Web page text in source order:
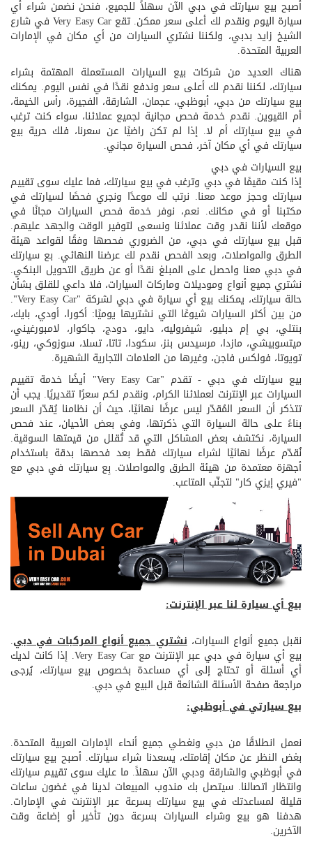
أصبح بيع سيارتك في دبي الآن سهلاً للجميع، فنحن نضمن شراء أي
سيارة اليوم ونقدم لك أعلى سعر ممكن. تقع Very Easy Car في شارع
الشيخ زايد بدبي، ولكننا نشتري السيارات من أي مكان في الإمارات
العربية المتحدة.
هناك العديد من شركات بيع السيارات المستعملة المهتمة بشراء
سيارتك، لكننا نقدم لك أعلى سعر وندفع نقدًا في نفس اليوم. يمكنك
بيع سيارتك من دبي، أبوظبي، عجمان، الشارقة، الفجيرة، رأس الخيمة،
أم القيوين. نقدم خدمة فحص مجانية لجميع عملائنا، سواء كنت ترغب
في بيع سيارتك أم لا. إذا لم تكن راضيًا عن سعرنا، فلك حرية بيع
سيارتك في أي مكان آخر، فحص السيارة مجاني.
بيع السيارات في دبي
إذا كنت مقيمًا في دبي وترغب في بيع سيارتك، فما عليك سوى تقييم
سيارتك وحجز موعد معنا. نرتب لك موعدًا ونجري فحصًا لسيارتك في
مكتبنا أو في مكانك. نعم، نوفر خدمة فحص السيارات مجانًا في
موقعك لأننا نقدر وقت عملائنا ونسعى لتوفير الوقت والجهد عليهم.
قبل بيع سيارتك في دبي، من الضروري فحصها وفقًا لقواعد هيئة
الطرق والمواصلات، وبعد الفحص نقدم لك عرضنا النهائي. بع سيارتك
في دبي معنا واحصل على المبلغ نقدًا أو عن طريق التحويل البنكي.
نشتري جميع أنواع وموديلات وماركات السيارات، فلا داعي للقلق بشأن
حالة سيارتك، يمكنك بيع أي سيارة في دبي لشركة "Very Easy Car".
من بين أكثر السيارات شيوعًا التي نشتريها يوميًا: أكورا، أودي، بايك،
بنتلي، بي إم دبليو، شيفروليه، دايو، دودج، جاكوار، لامبورغيني،
ميتسوبيشي، مازدا، مرسيدس بنز، سكودا، تاتا، تسلا، سوزوكي، رينو،
تويوتا، فولكس فاجن، وغيرها من العلامات التجارية الشهيرة.
بيع سيارتك في دبي - تقدم "Very Easy Car" أيضًا خدمة تقييم
السيارات عبر الإنترنت لعملائنا الكرام، ونقدم لكم سعرًا تقديريًا. يجب أن
تتذكر أن السعر المُقدّر ليس عرضًا نهائيًا، حيث أن نظامنا يُقدّر السعر
بناءً على حالة السيارة التي ذكرتها، وفي بعض الأحيان، عند فحص
السيارة، نكتشف بعض المشاكل التي قد تُقلل من قيمتها السوقية.
نُقدّم عرضًا نهائيًا لشراء سيارتك فقط بعد فحصها بدقة باستخدام
أجهزة معتمدة من هيئة الطرق والمواصلات. بِع سيارتك في دبي مع
"فيري إيزي كار" لتجنّب المتاعب.
بيع أي سيارة لنا عبر الإنترنت:
نقبل جميع أنواع السيارات،نشتري جميع أنواع المركبات في دبي.
بيع أي سيارة في دبي عبر الإنترنت مع Very Easy Car. إذا كانت لديك
أي أسئلة أو تحتاج إلى أي مساعدة بخصوص بيع سيارتك، يُرجى
مراجعة صفحة الأسئلة الشائعة قبل البيع في دبي.
بيع سيارتي في أبوظبي:
نعمل انطلاقًا من دبي ونغطي جميع أنحاء الإمارات العربية المتحدة.
بغض النظر عن مكان إقامتك، يسعدنا شراء سيارتك. أصبح بيع سيارتك
في أبوظبي والشارقة ودبي الآن سهلاً. ما عليك سوى تقييم سيارتك
وانتظار اتصالنا. سيتصل بك مندوب المبيعات لدينا في غضون ساعات
قليلة لمساعدتك في بيع سيارتك بسرعة عبر الإنترنت في الإمارات.
هدفنا هو بيع وشراء السيارات بسرعة دون تأخير أو إضاعة وقت
الآخرين.